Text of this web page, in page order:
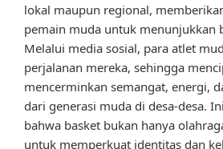
lokal maupun regional,
pemain muda untuk menunjukkan
Melalui media sosial, para atlet
perjalanan mereka, sehingga
mencerminkan semangat, energi,
dari generasi muda di desa-desa.
bahwa basket bukan hanya
untuk memperkuat identitas dan